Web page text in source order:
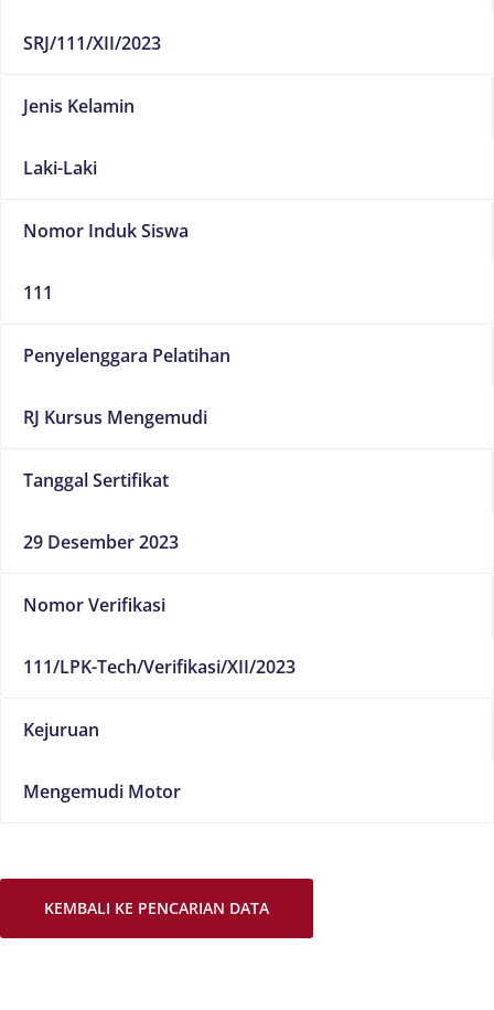
SRJ/111/XII/2023
Jenis Kelamin
Laki-Laki
Nomor Induk Siswa
111
Penyelenggara Pelatihan
RJ Kursus Mengemudi
Tanggal Sertifikat
29 Desember 2023
Nomor Verifikasi
111/LPK-Tech/Verifikasi/XII/2023
Kejuruan
Mengemudi Motor
KEMBALI KE PENCARIAN DATA